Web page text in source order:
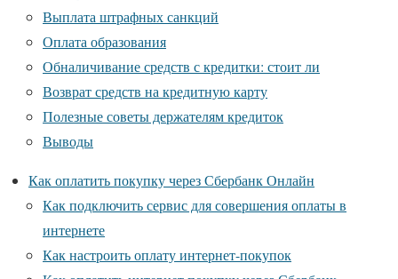
Выплата штрафных санкций
Оплата образования
Обналичивание средств с кредитки: стоит ли
Возврат средств на кредитную карту
Полезные советы держателям кредиток
Выводы
Как оплатить покупку через Сбербанк Онлайн
Как подключить сервис для совершения оплаты в
интернете
Как настроить оплату интернет-покупок